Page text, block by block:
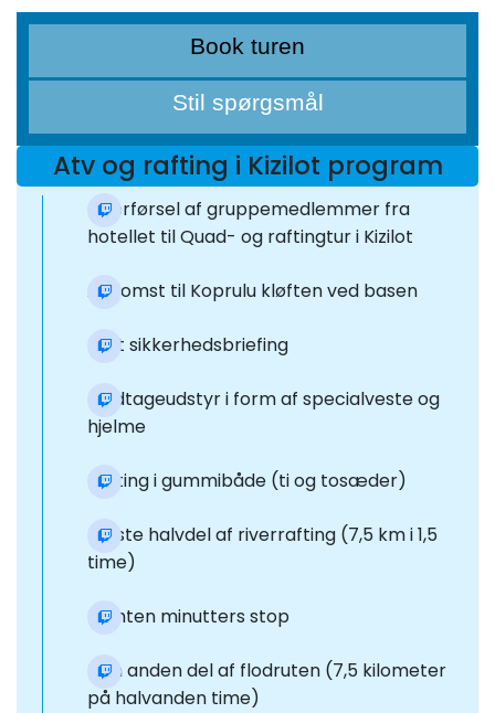
Book turen
Stil spørgsmål
Atv og rafting i Kizilot program
Overførsel af gruppemedlemmer fra
hotellet til Quad- og raftingtur i Kizilot
Ankomst til Koprulu kløften ved basen
Kort sikkerhedsbriefing
Modtageudstyr i form af specialveste og
hjelme
Rafting i gummibåde (ti og tosæder)
Første halvdel af riverrafting (7,5 km i 1,5
time)
Femten minutters stop
Den anden del af flodruten (7,5 kilometer
på halvanden time)